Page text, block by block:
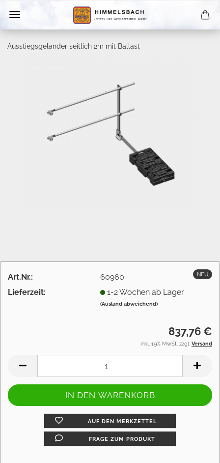
Ausstiegsgeländer seitlich 2m mit Ballast
NEU
Art.Nr.:
60960
Lieferzeit:
1-2 Wochen ab Lager
(Ausland abweichend)
837,76 €
inkl. 19% MwSt. zzgl. Versand
AUF DEN MERKZETTEL
FRAGE ZUM PRODUKT